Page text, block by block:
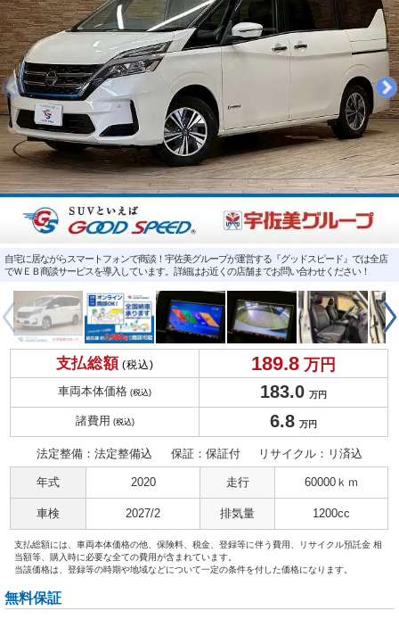
自宅に居ながらスマートフォンで商談！宇佐美グループが運営する『グッドスピード』では全店
でＷＥＢ商談サービスを導入しています。詳細はお近くの店舗までお問い合わせください！
支払総額 (税込) 189.8 万円
車両本体価格 (税込) 183.0 万円
諸費用 (税込) 6.8 万円
法定整備：法定整備込 保証：保証付 リサイクル：リ済込
年式 2020 走行 60000ｋｍ
車検 2027/2 排気量 1200cc
支払総額には、車両本体価格の他、保険料、税金、登録等に伴う費用、リサイクル預託金 相
当額等、購入時に必要な全ての費用が含まれています。
当該価格は、登録等の時期や地域などについて一定の条件を付した価格になります。
無料保証